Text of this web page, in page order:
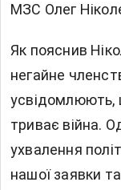
МЗС Олег
Як пояснив
негайне
усвідомлюють,
триває війна.
ухвалення
нашої заявки